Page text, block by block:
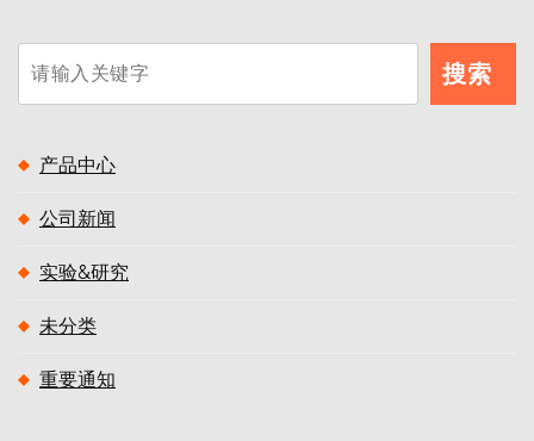
搜索
产品中心
公司新闻
实验&研究
未分类
重要通知